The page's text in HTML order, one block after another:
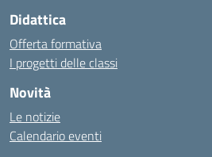
Didattica
Offerta formativa
I progetti delle classi
Novità
Le notizie
Calendario eventi